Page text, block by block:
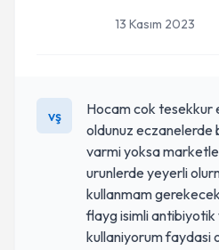
13 Kasım 2023
vş
Hocam cok tesekkur
oldunuz eczanelerde
varmi yoksa
urunlerde yeyerli
kullanmam
flayg isimli antibiyotik
kullaniyorum faydasi